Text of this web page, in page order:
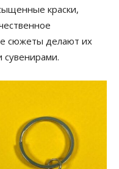
краски,
сюжеты делают их